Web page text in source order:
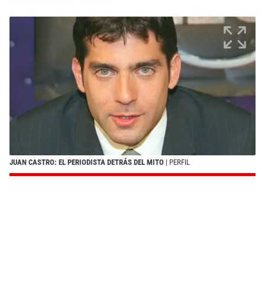
JUAN CASTRO: EL PERIODISTA DETRÁS DEL MITO | PERFIL